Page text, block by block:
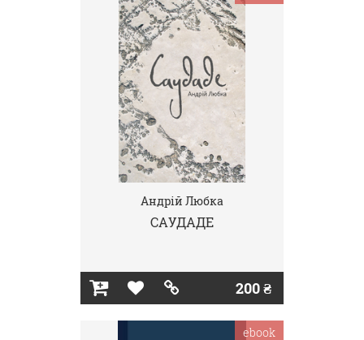
Андрій Любка
САУДАДЕ
200 ₴
ebook